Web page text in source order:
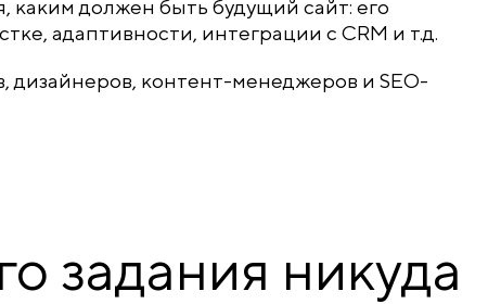
каким должен быть будущий сайт: его
адаптивности, интеграции с CRM и т.д.
дизайнеров, контент-менеджеров и SEO-
задания никуда